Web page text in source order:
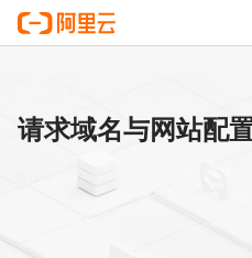
请求域名与网站配